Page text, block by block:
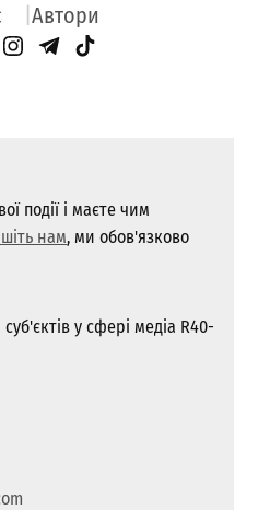
Автори
Page
Instagram
Telegram
TikTok
​​події і маєте чим
нам, ми обов'язково
у сфері медіа R40-